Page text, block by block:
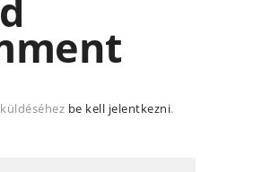
be kell jelentkezni.